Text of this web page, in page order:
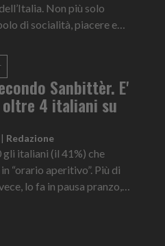
Non più solo
di socialità, piacere e
Sanbittèr. E'
4 italiani su
| Redazione
gli italiani (il 41%) che
“orario aperitivo”. Più di
lo fa in pausa pranzo,